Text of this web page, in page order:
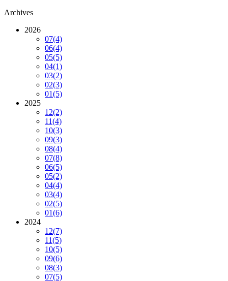
Archives
2026
07(4)
06(4)
05(5)
04(1)
03(2)
02(3)
01(5)
2025
12(2)
11(4)
10(3)
09(3)
08(4)
07(8)
06(5)
05(2)
04(4)
03(4)
02(5)
01(6)
2024
12(7)
11(5)
10(5)
09(6)
08(3)
07(5)